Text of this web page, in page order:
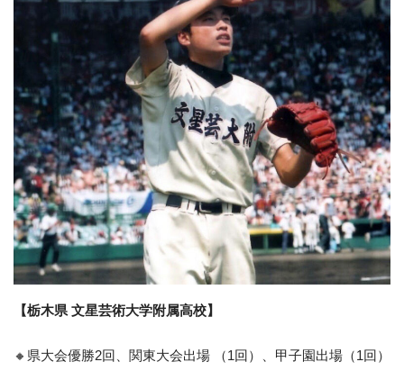
【栃木県 文星芸術大学附属高校】
🔸県大会優勝2回、関東大会出場 （1回）、甲子園出場（1回）